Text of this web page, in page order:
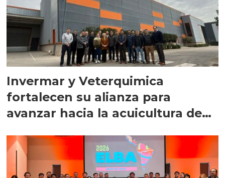
Invermar y Veterquimica
fortalecen su alianza para
avanzar hacia la acuicultura de